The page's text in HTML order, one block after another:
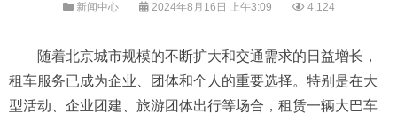
新闻中心 2024年8月16日 上午3:09 4,124
随着北京城市规模的不断扩大和交通需求的日益增长，
租车服务已成为企业、团体和个人的重要选择。特别是在大
型活动、企业团建、旅游团体出行等场合，租赁一辆大巴车